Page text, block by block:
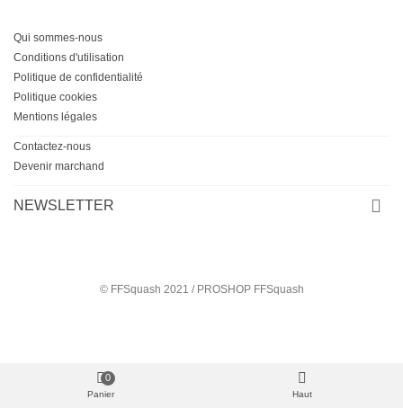
Qui sommes-nous
Conditions d'utilisation
Politique de confidentialité
Politique cookies
Mentions légales
Contactez-nous
Devenir marchand
NEWSLETTER
© FFSquash 2021 / PROSHOP FFSquash
Panier
0
Haut